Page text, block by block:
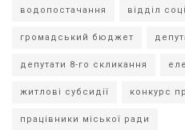
водопостачання відділ
громадський бюджет
депутати 8-го скликання
житлові субсидії конкурс
працівники міської ради